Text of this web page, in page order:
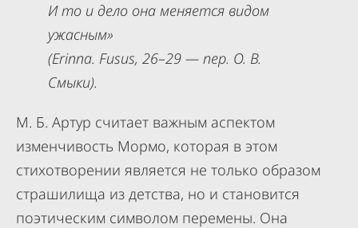
И то и дело она меняется видом
ужасным»
(Erinna. Fusus, 26–29 — пер. О. В.
Смыки).
М. Б. Артур считает важным аспектом
изменчивость Мормо, которая в этом
стихотворении является не только образом
страшилища из детства, но и становится
поэтическим символом перемены. Она